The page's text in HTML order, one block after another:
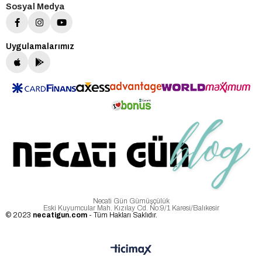
Sosyal Medya
Uygulamalarımız
Necati Gün Gümüşçülük
Eski Kuyumcular Mah. Kızılay Cd. No:9/1 Karesi/Balıkesir
© 2023 necatigun.com - Tüm Hakları Saklıdır.